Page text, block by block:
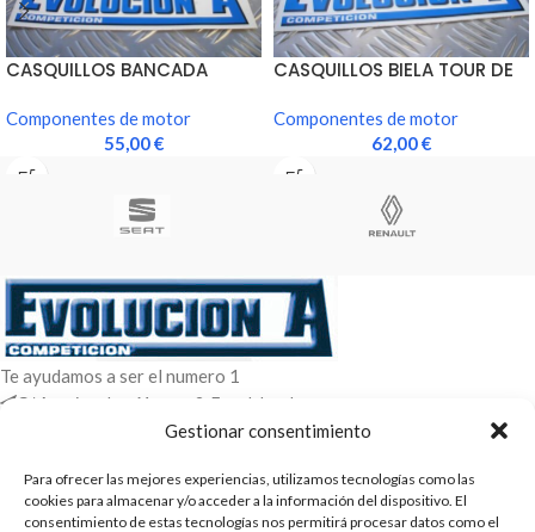
Gestionar consentimiento
Para ofrecer las mejores experiencias, utilizamos tecnologías como las
cookies para almacenar y/o acceder a la información del dispositivo. El
consentimiento de estas tecnologías nos permitirá procesar datos como el
CASQUILLOS BANCADA
Componentes de motor
55,00€
CASQUILLOS BIELA TOUR DE
Componentes de motor
62,00€
Te ayudamos a ser el numero 1
C/ Arquimedes 61 nave 2. Fuenlabrada
WhatsApp +34 670604426
ENTRADAS RECIENTES